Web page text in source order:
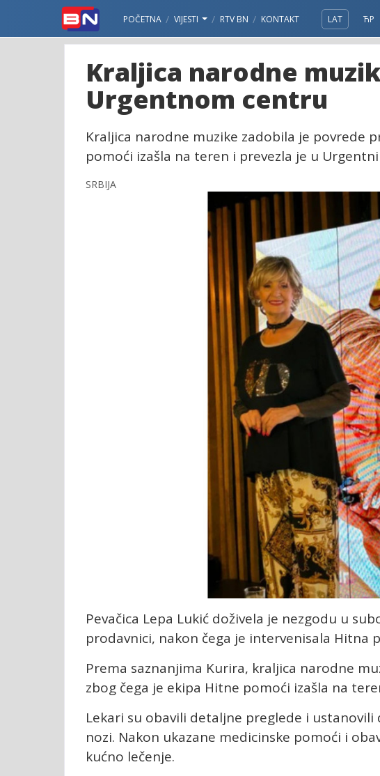
POČETNA VIJESTI RTV BN KONTAKT LAT ЋР
Kraljica narodne
Urgentnom centru
Kraljica narodne muzike zadobila je povrede
pomoći izašla na teren i prevezla je u
SRBIJA
Pevačica Lepa Lukić doživela je nezgodu u
prodavnici, nakon čega je intervenisala Hitna
Prema saznanjima Kurira, kraljica narodne
zbog čega je ekipa Hitne pomoći izašla na
Lekari su obavili detaljne preglede i
nozi. Nakon ukazane medicinske pomoći i
kućno lečenje.